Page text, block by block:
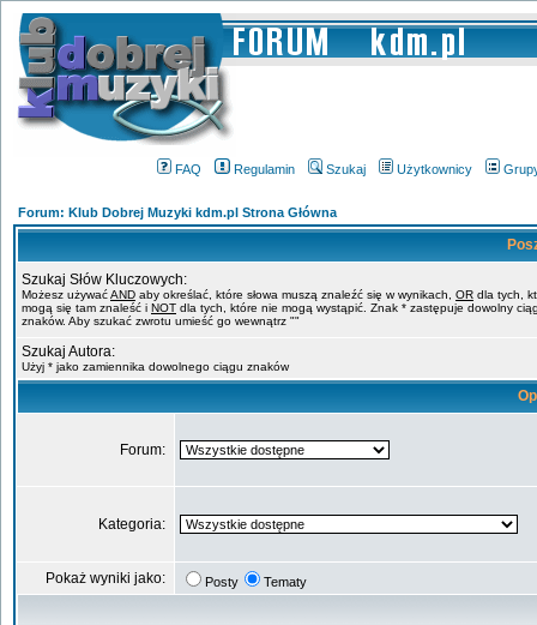
FAQ Regulamin Szukaj Użytkownicy
Forum: Klub Dobrej Muzyki kdm.pl Strona Główna
Szukaj Słów Kluczowych:
Możesz używaćAND aby określać, które słowa muszą znaleźć się w wynikach, OR dla tych,
mogą się tam znaleść i NOT dla tych, które nie mogą wystąpić. Znak * zastępuje dowolny
znaków. Aby szukać zwrotu umieść go wewnątrz ""
Szukaj Autora:
Użyj * jako zamiennika dowolnego ciągu znaków
Forum:
Kategoria:
Pokaż wyniki jako: Posty Tematy